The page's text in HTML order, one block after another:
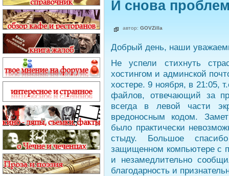
И снова
автор: GOVZilla
Добрый день, наши
Не успели стихнуть
хостингом и админской
хостере. 9 ноября, в 21:05,
файлов, отвечающий за
всегда в левой части
вредоносным кодом.
было практически
стыду. Большое
защищенном компьютере с
и незамедлительно
благодарность и